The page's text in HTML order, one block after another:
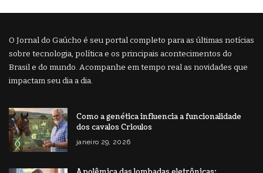
O Jornal do Gaúcho é seu portal completo para as últimas notícias
sobre tecnologia, política e os principais acontecimentos do
Brasil e do mundo. Acompanhe em tempo real as novidades que
impactam seu dia a dia.
Como a genética influencia a funcionalidade
dos cavalos Crioulos
janeiro 29, 2026